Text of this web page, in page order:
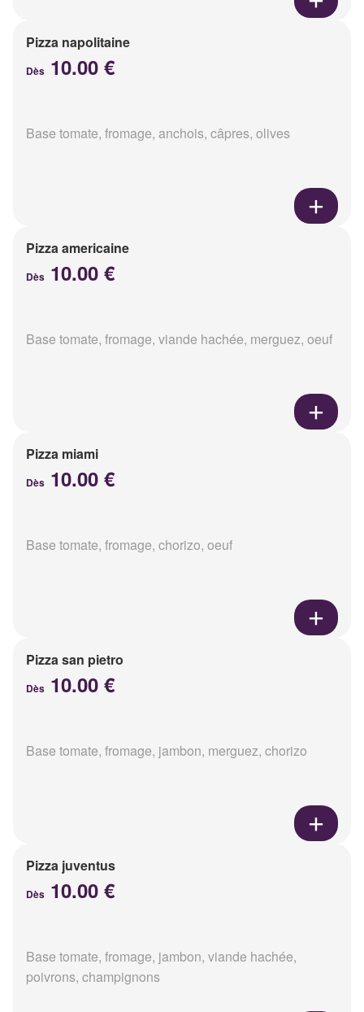
Pizza napolitaine
Dès 10.00 €
Base tomate, fromage, anchois, câpres, olives
Pizza americaine
Dès 10.00 €
Base tomate, fromage, viande hachée, merguez, oeuf
Pizza miami
Dès 10.00 €
Base tomate, fromage, chorizo, oeuf
Pizza san pietro
Dès 10.00 €
Base tomate, fromage, jambon, merguez, chorizo
Pizza juventus
Dès 10.00 €
Base tomate, fromage, jambon, viande hachée,
poivrons, champignons